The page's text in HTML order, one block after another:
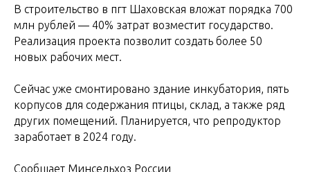
В строительство в пгт Шаховская вложат порядка 700
млн рублей — 40% затрат возместит государство.
Реализация проекта позволит создать более 50
новых рабочих мест.
Сейчас уже смонтировано здание инкубатория, пять
корпусов для содержания птицы, склад, а также ряд
других помещений. Планируется, что репродуктор
заработает в 2024 году.
Сообщает Минсельхоз России